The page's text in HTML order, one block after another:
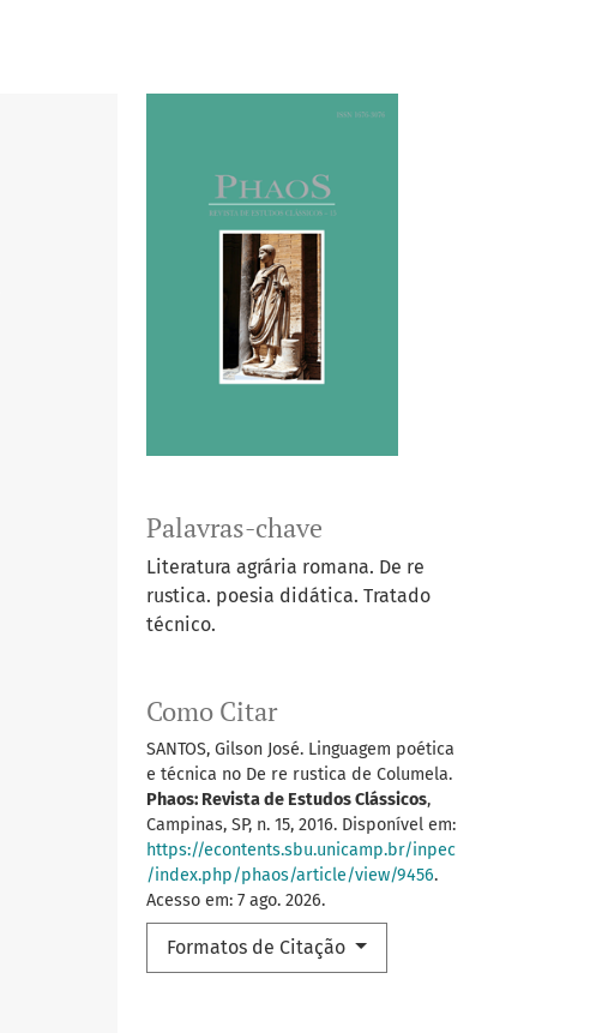
Palavras-chave
Literatura agrária romana. De re
rustica. poesia didática. Tratado
técnico.
Como Citar
SANTOS, Gilson José. Linguagem poética
e técnica no De re rustica de Columela.
Phaos: Revista de Estudos Clássicos,
Campinas, SP, n. 15, 2016. Disponível em:
https://econtents.sbu.unicamp.br/inpec
/index.php/phaos/article/view/9456.
Acesso em: 7 ago. 2026.
Formatos de Citação